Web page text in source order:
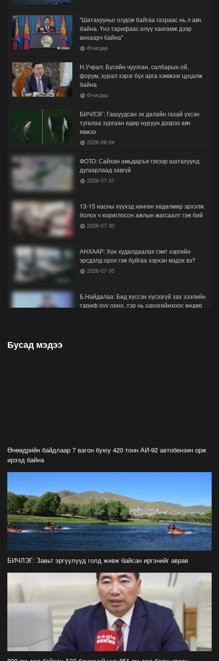
"Шатахууныг олдож байгаа газраас нь л авч
байна. Үнэ тарифаас илүү хангамж дээр
анхаарч байна"
Өчигдөр
Н.Учрал: Бүсийн чуулган, салбарын ой,
форум, хурал зэрэг бүх арга хэмжээг цуцалж
байна
Өчигдөр
БИЧЛЭГ: Гашуудсан эх далайн гахай үхсэн
тугалаа зургаан өдөр нуруун дээрээ авч
явжээ
2026-08-04
ФОТО: Сайхан амьдаръя гэхээр шатахуунд
дугаарлаад завгүй
2026-07-31
13-15 насны хүүхэд хөнгөн хөдөлмөр эрхэлж
болох ч хориглосон ажлын жагсаалт гэж бий
2026-07-30
АНХААР: Хүн худалдаалах гэмт хэргийн
эрсдэлд орох гэж буйгаа хэрхэн мэдэх вэ?
2026-07-30
Б.Найдалаа: Бид хүссэн хүсээгүй зах зээлийн
тариф руу орно, тэр нь одоогийнхоос өндөр
2026-07-21
илрээгүй, аймгийн цолтой нэг бөхөөс илэрсэн
гэх имэйл ирсэн"
2026-07-21
Засгийн газрын хуралдаанаас гарсан
шийдвэрийг танилцуулж байна
2026-07-21
Тажикистан Улсын Ерөнхийлөгч Эмомали
Рахмоныг угтан авлаа
2026-07-21
Н.Учрал: Аль замуудыг хэзээнээс хаахаа
08.01 гэхэд нийслэлчүүдэд мэдээлээрэй
2026-07-20
Бусад мэдээ
Өнөөдрийн байдлаар 7 вагон буюу 420 тонн АИ-92 автобензин орж
ирээд байна
БИЧЛЭГ: Завьт эргүүлүүд голд живж байсан иргэнийг аврав